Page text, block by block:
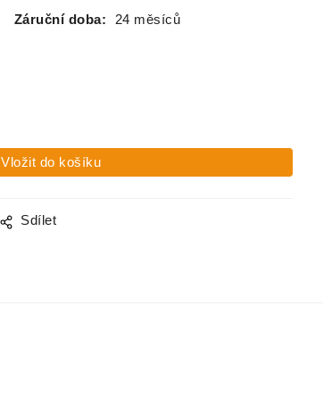
Záruční doba: 24 měsíců
Sdílet